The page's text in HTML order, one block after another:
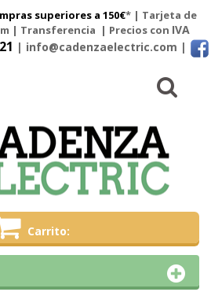
superiores a 150€* | Tarjeta de
| Transferencia | Precios con IVA
| info@cadenzaelectric.com |
Carrito